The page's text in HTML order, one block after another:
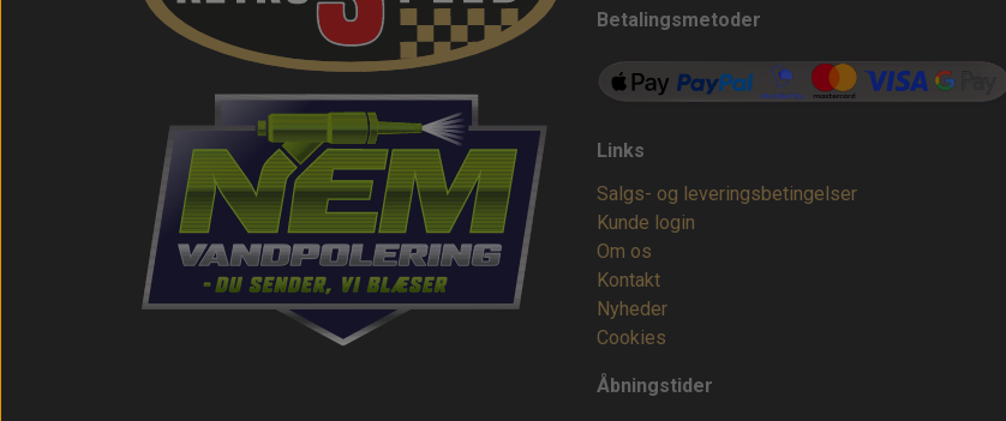
Betalingsmetoder
Links
Salgs- og leveringsbetingelser
Kunde login
Om os
Kontakt
Nyheder
Cookies
Åbningstider